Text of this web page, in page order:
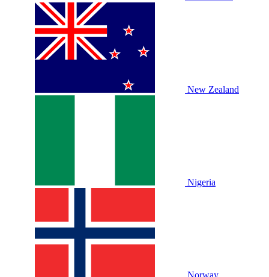
New Zealand
Nigeria
Norway